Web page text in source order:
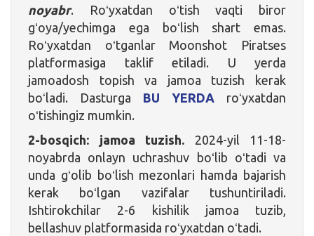
noyabr. Roʻyxatdan oʻtish vaqti biror
gʻoya/yechimga ega boʻlish shart emas.
Roʻyxatdan oʻtganlar Moonshot Piratses
platformasiga taklif etiladi. U yerda
jamoadosh topish va jamoa tuzish kerak
boʻladi. Dasturga BU YERDA roʻyxatdan
oʻtishingiz mumkin.
2-bosqich: jamoa tuzish. 2024-yil 11-18-
noyabrda onlayn uchrashuv boʻlib oʻtadi va
unda gʻolib boʻlish mezonlari hamda bajarish
kerak boʻlgan vazifalar tushuntiriladi.
Ishtirokchilar 2-6 kishilik jamoa tuzib,
bellashuv platformasida roʻyxatdan oʻtadi.